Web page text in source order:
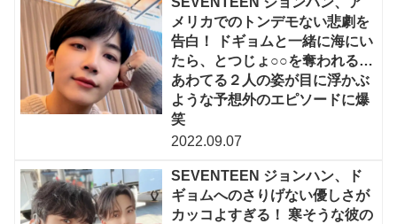
メリカでのトンデモない悲劇を
告白！ ドギョムと一緒に海にい
たら、とつじょ○○を奪われる…
あわてる２人の姿が目に浮かぶ
ような予想外のエピソードに爆
笑
2022.09.07
SEVENTEEN ジョンハン、ド
ギョムへのさりげない優しさが
カッコよすぎる！ 寒そうな彼の